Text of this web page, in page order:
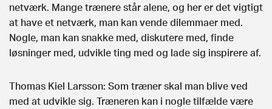
netværk. Mange trænere står alene, og her er det vigtigt
at have et netværk, man kan vende dilemmaer med.
Nogle, man kan snakke med, diskutere med, finde
løsninger med, udvikle ting med og lade sig inspirere af.
Thomas Kiel Larsson: Som træner skal man blive ved
med at udvikle sig. Træneren kan i nogle tilfælde være